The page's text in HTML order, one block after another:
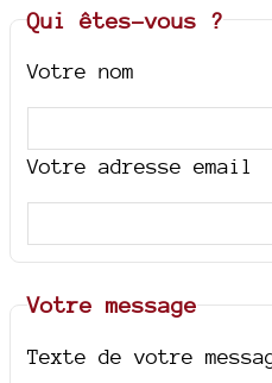
Qui êtes-vous ?
Votre nom
Votre adresse email
Votre message
Texte de votre